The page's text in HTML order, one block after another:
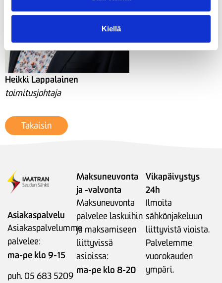
Kiellä
Heikki Lappalainen
toimitusjohtaja
Takaisin
Asiakaspalvelu
Asiakaspalvelumme
palvelee:
ma-pe klo 9-15
puh. 05 683 5209
Maksuneuvonta
ja -valvonta
Maksuneuvonta
palvelee laskuihin
ja maksamiseen
liittyvissä
asioissa:
ma-pe klo 8-20
Vikapäivystys
24h
Ilmoita
sähkönjakeluun
liittyvistä vioista.
Palvelemme
vuorokauden
ympäri.